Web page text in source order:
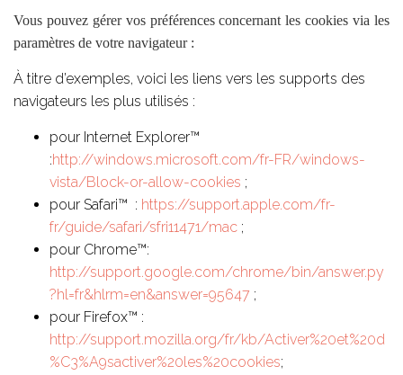
Vous pouvez gérer vos préférences concernant les cookies via les
paramètres de votre navigateur :
À titre d’exemples, voici les liens vers les supports des
navigateurs les plus utilisés :
pour Internet Explorer™
:http://windows.microsoft.com/fr-FR/windows-
vista/Block-or-allow-cookies ;
pour Safari™ : https://support.apple.com/fr-
fr/guide/safari/sfri11471/mac ;
pour Chrome™:
http://support.google.com/chrome/bin/answer.py
?hl=fr&hlrm=en&answer=95647 ;
pour Firefox™ :
http://support.mozilla.org/fr/kb/Activer%20et%20d
%C3%A9sactiver%20les%20cookies;